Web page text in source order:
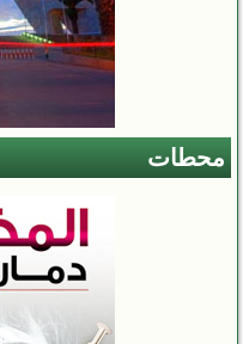
محطات